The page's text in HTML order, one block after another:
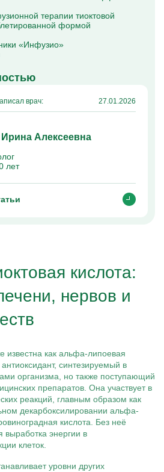
терапии тиоктовой
формой
«Инфузио»
врач: 27.01.2026
Алексеевна
лет
кислота:
нервов и
известна как альфа-липоевая
синтезируемый в
организма, но также поступающий
препаратов. Она участвует в
реакций, главным образом как
декарбоксилировании альфа-
кислота. Без неё
энергии в
клеток.
уровни других